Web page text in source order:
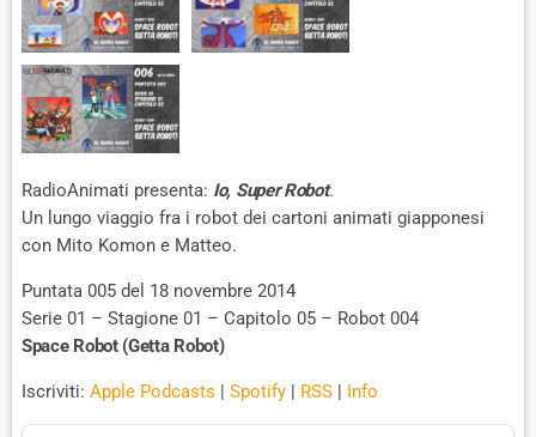
RadioAnimati presenta: Io, Super Robot.
Un lungo viaggio fra i robot dei cartoni animati giapponesi
con Mito Komon e Matteo.
Puntata 005 del 18 novembre 2014
Serie 01 – Stagione 01 – Capitolo 05 – Robot 004
Space Robot (Getta Robot)
Iscriviti: Apple Podcasts | Spotify | RSS | Info